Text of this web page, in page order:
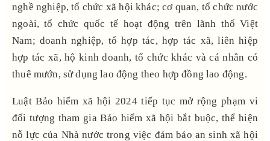
nghề nghiệp, tổ chức xã hội khác; cơ quan, tổ chức nước
ngoài, tổ chức quốc tế hoạt động trên lãnh thổ Việt
Nam; doanh nghiệp, tổ hợp tác, hợp tác xã, liên hiệp
hợp tác xã, hộ kinh doanh, tổ chức khác và cá nhân có
thuê mướn, sử dụng lao động theo hợp đồng lao động.
Luật Bảo hiểm xã hội 2024 tiếp tục mở rộng phạm vi
đối tượng tham gia Bảo hiểm xã hội bắt buộc, thể hiện
nỗ lực của Nhà nước trong việc đảm bảo an sinh xã hội